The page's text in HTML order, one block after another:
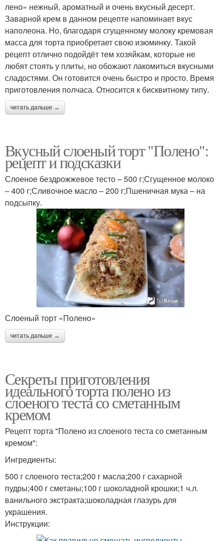
лено» нежный, ароматный и очень вкусный десерт.
Заварной крем в данном рецепте напоминает вкус
наполеона. Но, благодаря сгущенному молоку кремовая
масса для торта приобретает свою изюминку. Такой
рецепт отлично подойдёт тем хозяйкам, которые не
любят стоять у плиты, но обожают лакомиться вкусными
сладостями. Он готовится очень быстро и просто. Время
приготовления полчаса. Относится к бисквитному типу.
читать дальше →
Вкусный слоеный торт "Полено":
рецепт и подсказки
Слоеное бездрожжевое тесто – 500 г;Сгущенное молоко
– 400 г;Сливочное масло – 200 г;Пшеничная мука – на
подсыпку.
Слоеный торт «Полено»
читать дальше →
Секреты приготовления
идеального торта полено из
слоеного теста со сметанным
кремом
Рецепт торта "Полено из слоеного теста со сметанным
кремом":
Ингредиенты:
500 г слоеного теста;200 г масла;200 г сахарной
пудры;400 г сметаны;100 г шоколадной крошки;1 ч.л.
ванильного экстракта;шоколадная глазурь для
украшения.
Инструкции: